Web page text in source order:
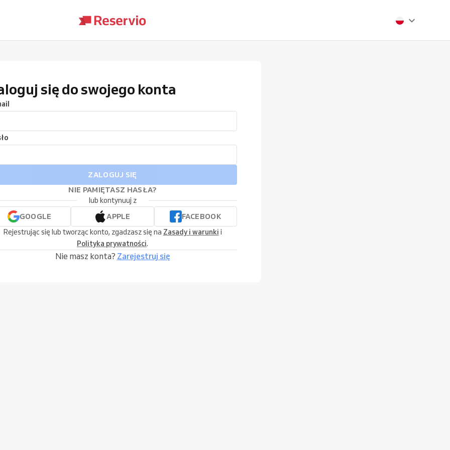
się do swojego konta
ZALOGUJ SIĘ
NIE PAMIĘTASZ HASŁA?
lub kontynuuj z
GOOGLE
APPLE
FACEBOOK
Rejestrując się lub tworząc konto, zgadzasz się na Zasady i warunki i
Polityka prywatności.
Nie masz konta? Zarejestruj się